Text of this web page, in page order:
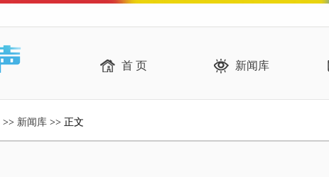
首 页 新闻库
>> 新闻库 >> 正文